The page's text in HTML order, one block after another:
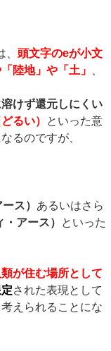
、頭文字のeが小文
「陸地」や「土」 、
けず還元しにくい
るい） といった意
るのですが、
ース） あるいはさら
・アース） といった
類が住む場所として
された表現として
えられることにな